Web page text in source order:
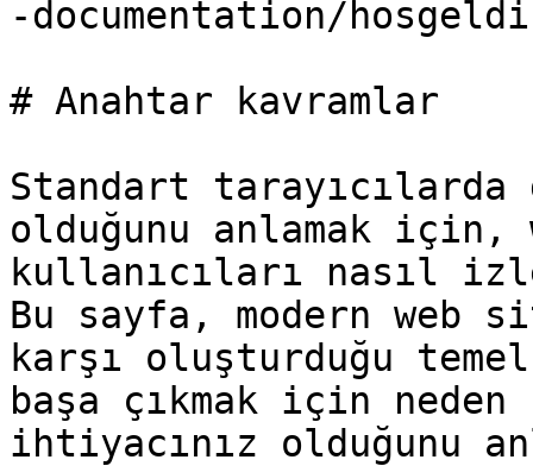
-documentation/
# Anahtar kavramlar
Standart
olduğunu anlamak için,
kullanıcıları nasıl
Bu sayfa, modern
karşı oluşturduğu
başa çıkmak için
ihtiyacınız olduğunu